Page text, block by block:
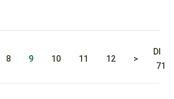
8 9 10 11 12 >
DI
71